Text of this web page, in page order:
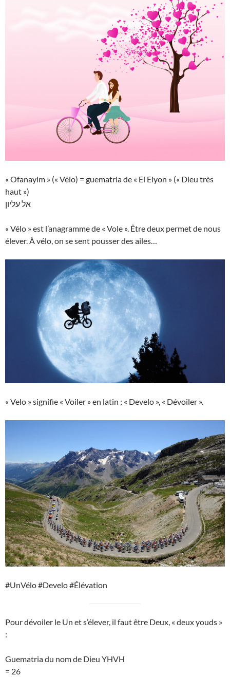
« Ofanayim » (« Vélo) = guematria de « El Elyon » (« Dieu très
haut »)
אל עליון
« Vélo » est l’anagramme de « Vole ». Être deux permet de nous
élever. À vélo, on se sent pousser des ailes…
« Velo » signifie « Voiler » en latin ; « Develo », « Dévoiler ».
#UnVélo #Develo #Élévation
Pour dévoiler le Un et s’élever, il faut être Deux, « deux youds »
:
Guematria du nom de Dieu YHVH
= 26